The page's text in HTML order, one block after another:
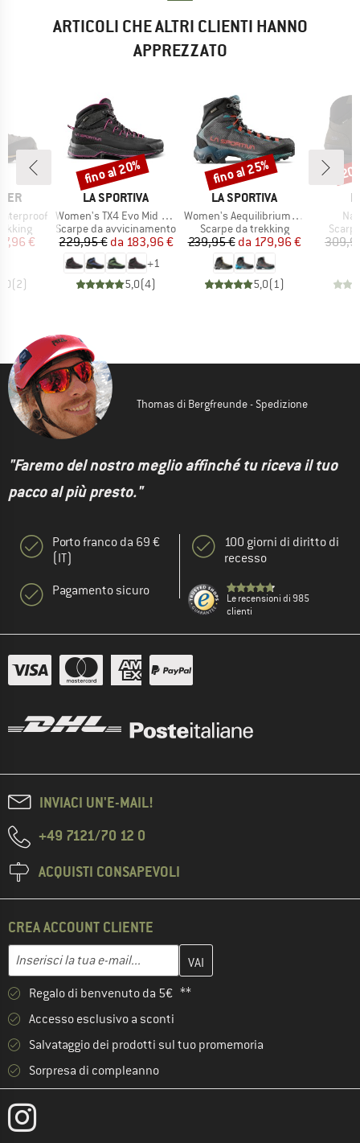
ARTICOLI CHE ALTRI CLIENTI HANNO
APPREZZATO
ridotto
€
(2)
MARCHIO
LA SPORTIVA
Articolo
Women's TX4 Evo Mid GTX
Gruppo di prodotti
Scarpe da avvicinamento
Prezzo
229,95 € Prezzo ridotto
da 183,96 €
+1
5,0(4)
Sconto
fino al 20%
MARCHIO
LA SPORTIVA
Articolo
Women's Aequilibrium Hike GTX
Gruppo di prodotti
Scarpe da trekking
Prezzo
239,95 € Prezzo ridotto
da 179,96 €
5,0( 1)
Sconto
fino al 25%
Thomas di Bergfreunde - Spedizione
"Faremo del nostro meglio affinché tu riceva il tuo
pacco al più presto."
Porto franco da 69 €
(IT)
Pagamento sicuro
100 giorni di diritto di
recesso
Le recensioni di 985
clienti
INVIACI UN'E-MAIL!
+49 7121/70 12 0
ACQUISTI CONSAPEVOLI
CREA ACCOUNT CLIENTE
Indirizzo e-mail
Inserisci qui il tuo indirizzo e-mail e crea il tuo account cliente
Regalo di benvenuto da 5€ **
Accesso esclusivo a sconti
Salvataggio dei prodotti sul tuo promemoria
Sorpresa di compleanno